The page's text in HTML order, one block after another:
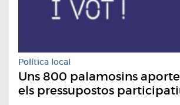
Política local
Uns 800 palamosins
els pressupostos